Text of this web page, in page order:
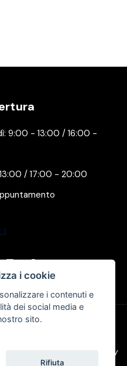
9:00 - 13:00 / 16:00 -
/ 17:00 - 20:00
Privacy & Cookie Policy
i cookie
i contenuti e
dei social media e
sito.
Rifiuta